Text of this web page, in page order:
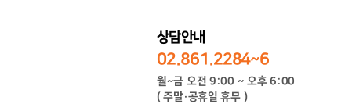
상담안내
02.861.2284~6
월~금 오전 9:00 ~ 오후 6:00
( 주말·공휴일 휴무 )